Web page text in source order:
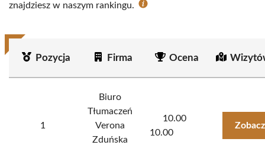
znajdziesz w naszym rankingu.
Pozycja Firma Ocena
1
Biuro
Tłumaczeń
Verona
Zduńska
10.00
10.00